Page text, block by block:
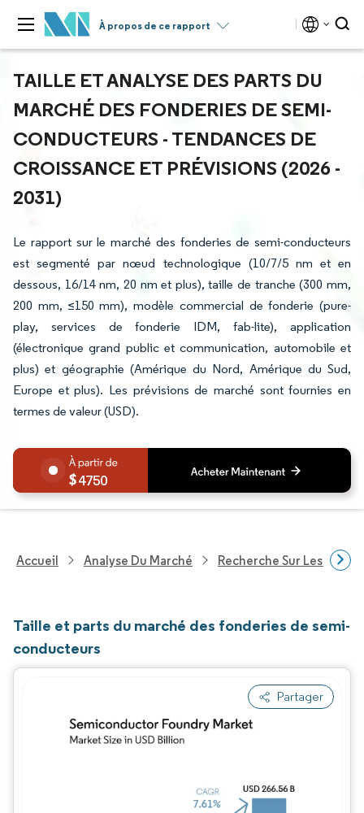
À propos de ce rapport
TAILLE ET ANALYSE DES PARTS DU
MARCHÉ DES FONDERIES DE SEMI-
CONDUCTEURS - TENDANCES DE
CROISSANCE ET PRÉVISIONS (2026 -
2031)
Le rapport sur le marché des fonderies de semi-conducteurs
est segmenté par nœud technologique (10/7/5 nm et en
dessous, 16/14 nm, 20 nm et plus), taille de tranche (300 mm,
200 mm, ≤150 mm), modèle commercial de fonderie (pure-
play, services de fonderie IDM, fab-lite), application
(électronique grand public et communication, automobile et
plus) et géographie (Amérique du Nord, Amérique du Sud,
Europe et plus). Les prévisions de marché sont fournies en
termes de valeur (USD).
4750
Accueil Analyse Du Marché Recherche Sur Les
Taille et parts du marché des fonderies de semi-
conducteurs
Partager